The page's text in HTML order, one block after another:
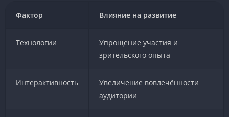
Фактор Влияние на развитие
Технологии
Упрощение участия и
зрительского опыта
Интерактивность
Увеличение вовлечённости
аудитории